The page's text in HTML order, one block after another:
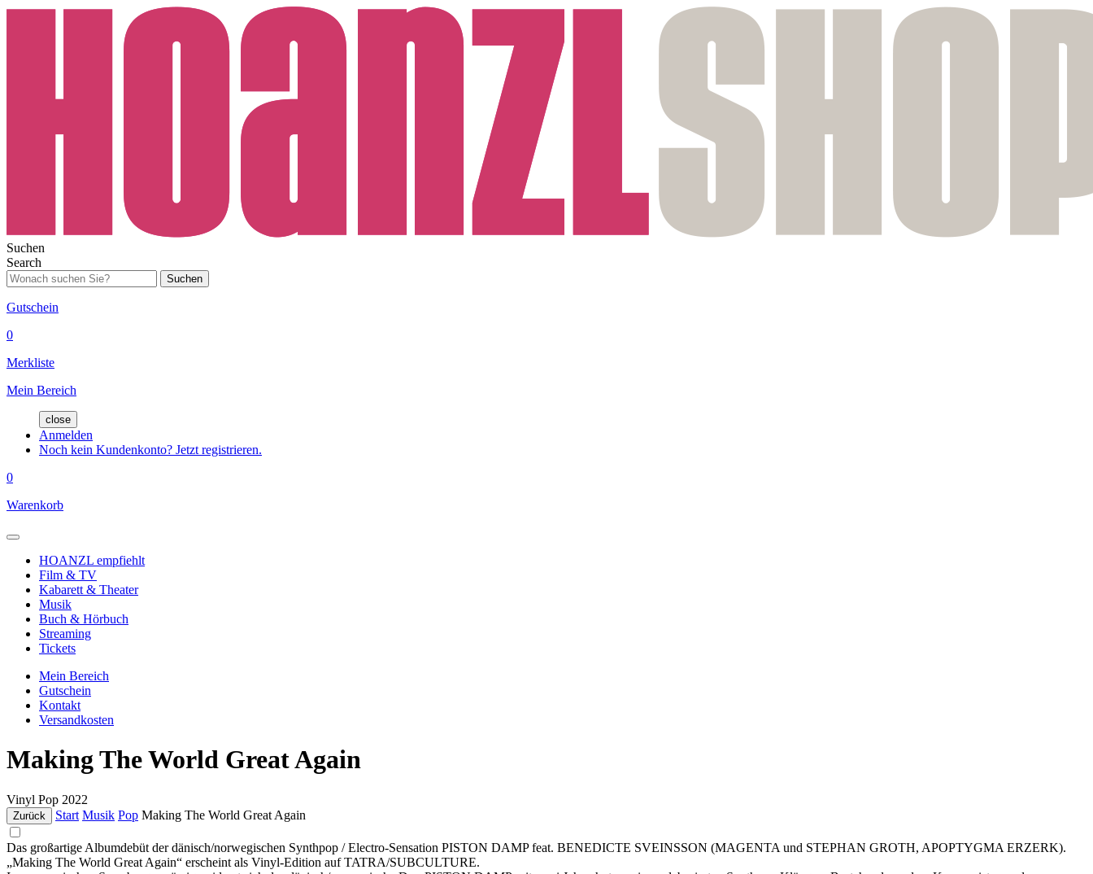
Suchen
Search
Suchen
Gutschein
0
Merkliste
Mein Bereich
close
Anmelden
Noch kein Kundenkonto? Jetzt registrieren.
0
Warenkorb
HOANZL empfiehlt
Film & TV
Kabarett & Theater
Musik
Buch & Hörbuch
Streaming
Tickets
Mein Bereich
Gutschein
Kontakt
Versandkosten
Making The World Great Again
Vinyl Pop 2022
Zurück Start Musik Pop Making The World Great Again
Das großartige Albumdebüt der dänisch/norwegischen Synthpop / Electro-Sensation PISTON DAMP feat. BENEDICTE SVEINSSON (MAGENTA und STEPHAN GROTH, APOPTYGMA ERZERK).
„Making The World Great Again“ erscheint als Vinyl-Edition auf TATRA/SUBCULTURE.